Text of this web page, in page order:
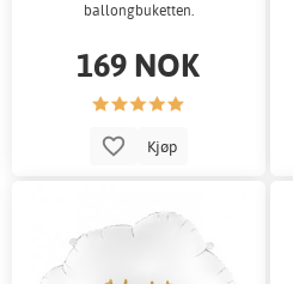
ballongbuketten.
169 NOK
Kjøp